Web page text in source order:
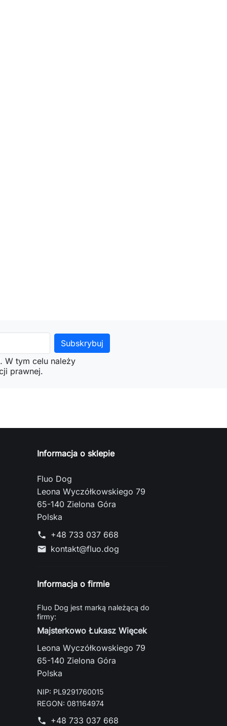
W tym celu należy
prawnej.
Informacja o sklepie
Fluo Dog
Leona Wyczółkowskiego 79
65-140 Zielona Góra
Polska
phone +48 733 037 668
mail kontakt@fluo.dog
Informacja o firmie
Fluo Dog jest marką należącą do
firmy:
Majsterkowo Łukasz Więcek
Leona Wyczółkowskiego 79
65-140 Zielona Góra
Polska
NIP: PL9291760015
REGON: 081164974
phone +48 733 037 668